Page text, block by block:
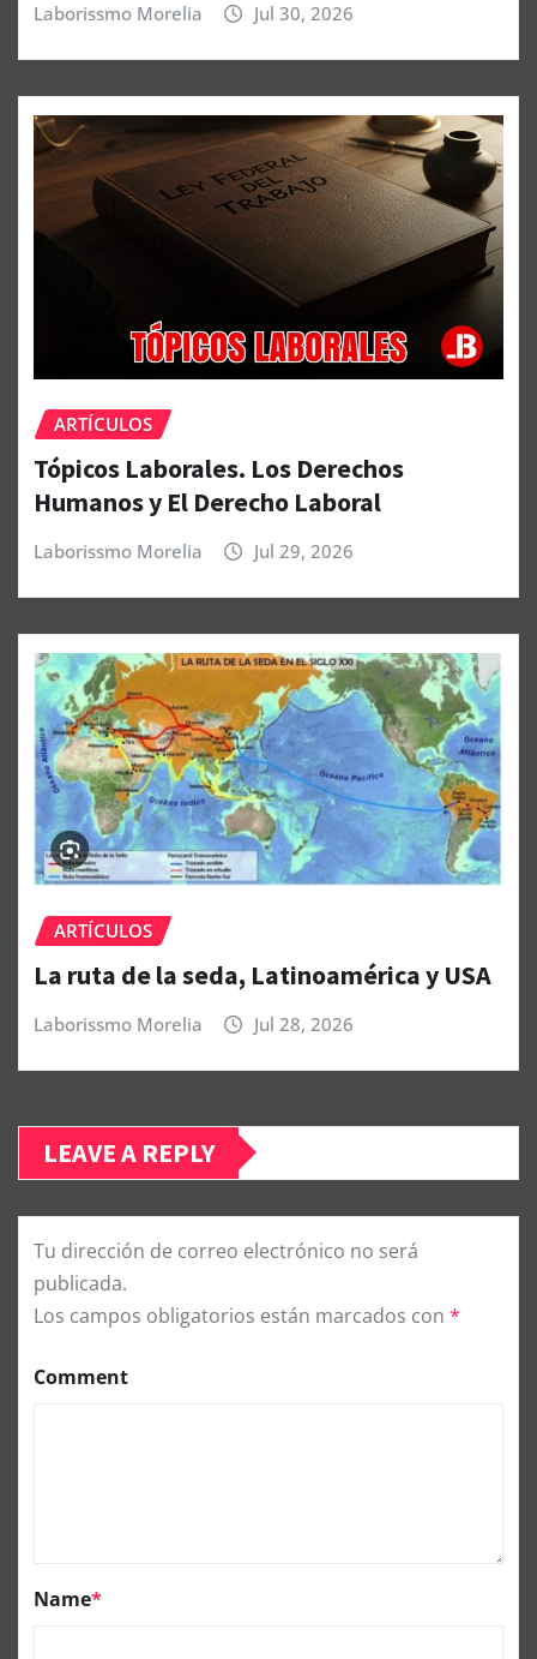
Laborissmo Morelia Jul 30, 2026
ARTÍCULOS
Tópicos Laborales. Los Derechos
Humanos y El Derecho Laboral
Laborissmo Morelia Jul 29, 2026
ARTÍCULOS
La ruta de la seda, Latinoamérica y USA
Laborissmo Morelia Jul 28, 2026
LEAVE A REPLY
Tu dirección de correo electrónico no será
publicada.
Los campos obligatorios están marcados con *
Comment
Name*